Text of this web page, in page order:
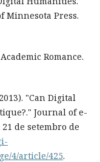
Minnesota Press.
Romance.
"Can Digital
Journal of e-
de setembro de
4/article/425.